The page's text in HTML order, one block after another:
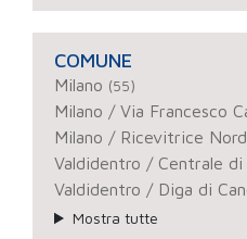
COMUNE
Milano (55)
Milano / Via Francesco
Milano / Ricevitrice Nord
Valdidentro / Centrale di
Valdidentro / Diga di
Mostra tutte